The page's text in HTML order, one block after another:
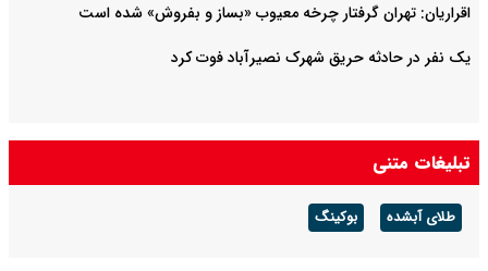
اقراریان: تهران گرفتار چرخه معیوب «بساز و بفروش» شده است
یک نفر در حادثه حریق شهرک نصیرآباد فوت کرد
تبلیغات متنی
طلای آبشده بوکینگ